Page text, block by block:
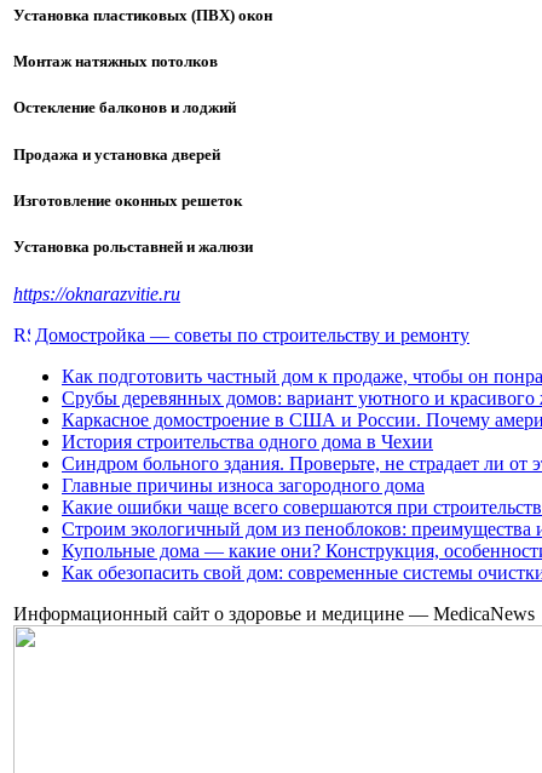
Установка пластиковых (ПВХ) окон
Монтаж натяжных потолков
Остекление балконов и лоджий
Продажа и установка дверей
Изготовление оконных решеток
Установка рольставней и жалюзи
https://oknarazvitie.ru
Домостройка — советы по строительству и ремонту
Как подготовить частный дом к продаже, чтобы он
Срубы деревянных домов: вариант уютного и
Каркасное домостроение в США и России. Почему
История строительства одного дома в Чехии
Синдром больного здания. Проверьте, не страдает ли от
Главные причины износа загородного дома
Какие ошибки чаще всего совершаются при
Строим экологичный дом из пеноблоков: преимущества
Купольные дома — какие они? Конструкция,
Как обезопасить свой дом: современные системы
Информационный сайт о здоровье и медицине — MedicaNews